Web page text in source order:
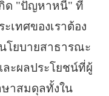
กิด "ปัญหาหนี้" ที่
เทศของเราต้อง
โยบายสาธารณะ
ะผลประโยชน์ที่ผู้
าสมดุลทั้งใน